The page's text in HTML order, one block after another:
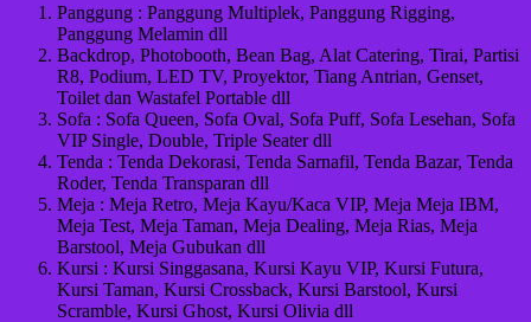
Panggung : Panggung Multiplek, Panggung Rigging,
Panggung Melamin dll
Backdrop, Photobooth, Bean Bag, Alat Catering, Tirai, Partisi
R8, Podium, LED TV, Proyektor, Tiang Antrian, Genset,
Toilet dan Wastafel Portable dll
Sofa : Sofa Queen, Sofa Oval, Sofa Puff, Sofa Lesehan, Sofa
VIP Single, Double, Triple Seater dll
Tenda : Tenda Dekorasi, Tenda Sarnafil, Tenda Bazar, Tenda
Roder, Tenda Transparan dll
Meja : Meja Retro, Meja Kayu/Kaca VIP, Meja Meja IBM,
Meja Test, Meja Taman, Meja Dealing, Meja Rias, Meja
Barstool, Meja Gubukan dll
Kursi : Kursi Singgasana, Kursi Kayu VIP, Kursi Futura,
Kursi Taman, Kursi Crossback, Kursi Barstool, Kursi
Scramble, Kursi Ghost, Kursi Olivia dll